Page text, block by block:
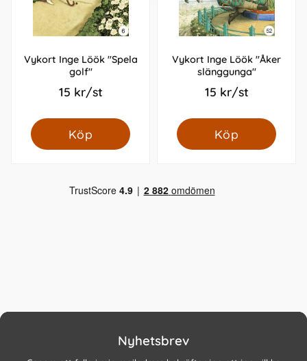
Vykort Inge Löök "Spela
golf"
15 kr/st
Köp
Vykort Inge Löök "Åker
slänggunga"
15 kr/st
Köp
Nyhetsbrev